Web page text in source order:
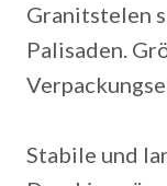
Granitstelen
Palisaden.
Stabile und